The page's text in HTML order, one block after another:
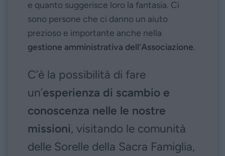
e quanto suggerisce loro la fantasia. Ci
sono persone che ci danno un aiuto
prezioso e importante anche nella
gestione amministrativa dell’Associazione.
C’è la possibilità di fare
un’esperienza di scambio e
conoscenza nelle le nostre
missioni, visitando le comunità
delle Sorelle della Sacra Famiglia,